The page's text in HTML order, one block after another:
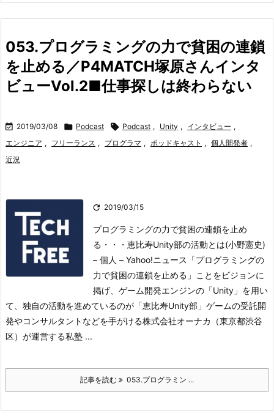
053.プログラミングの力で貧困の連鎖
を止める／P4MATCH塚原さんインタ
ビューVol.2■仕事探しは終わらない
 2019/03/08  Podcast  Podcast , Unity , インタビュー ,
エンジニア , フリーランス , プログラマ , ポッドキャスト , 個人開発者 ,
近況
 2019/03/15
プログラミングの力で貧困の連鎖を止め
る・・・恵比寿Unity部の活動とは(小野憲史)
– 個人 – Yahoo!ニュース「プログラミングの
力で貧困の連鎖を止める」ことをビジョンに
掲げ、ゲーム開発エンジンの「Unity」を用い
て、独自の活動を進めているのが「恵比寿Unity部」 ゲームの受託開
発やコンサルタントなどを手がける株式会社オーナカ（東京都渋谷
区）が運営する私塾 ...
記事を読む 053.プログラミン ...